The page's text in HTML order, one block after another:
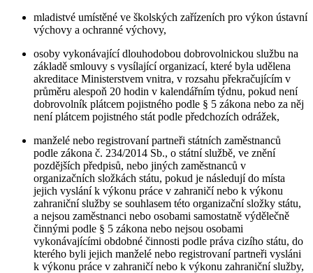
mladistvé umístěné ve školských zařízeních pro výkon ústavní
výchovy a ochranné výchovy,
osoby vykonávající dlouhodobou dobrovolnickou službu na
základě smlouvy s vysílající organizací, které byla udělena
akreditace Ministerstvem vnitra, v rozsahu překračujícím v
průměru alespoň 20 hodin v kalendářním týdnu, pokud není
dobrovolník plátcem pojistného podle § 5 zákona nebo za něj
není plátcem pojistného stát podle předchozích odrážek,
manželé nebo registrovaní partneři státních zaměstnanců
podle zákona č. 234/2014 Sb., o státní službě, ve znění
pozdějších předpisů, nebo jiných zaměstnanců v
organizačních složkách státu, pokud je následují do místa
jejich vyslání k výkonu práce v zahraničí nebo k výkonu
zahraniční služby se souhlasem této organizační složky státu,
a nejsou zaměstnanci nebo osobami samostatně výdělečně
činnými podle § 5 zákona nebo nejsou osobami
vykonávajícími obdobné činnosti podle práva cizího státu, do
kterého byli jejich manželé nebo registrovaní partneři vysláni
k výkonu práce v zahraničí nebo k výkonu zahraniční služby,